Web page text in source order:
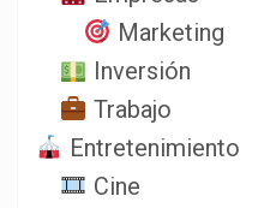
Marketing
Inversión
Trabajo
Entretenimiento
Cine